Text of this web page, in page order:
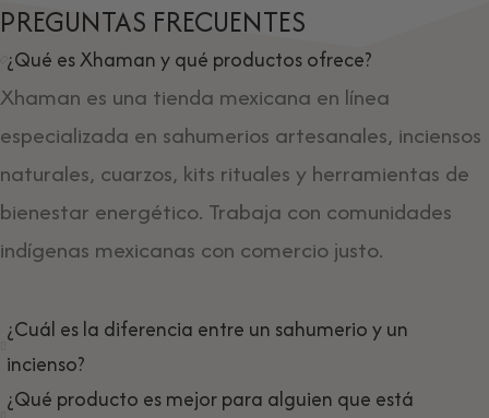
PREGUNTAS FRECUENTES
¿Qué es Xhaman y qué productos ofrece?
Xhaman es una tienda mexicana en línea
especializada en sahumerios artesanales, inciensos
naturales, cuarzos, kits rituales y herramientas de
bienestar energético. Trabaja con comunidades
indígenas mexicanas con comercio justo.
¿Cuál es la diferencia entre un sahumerio y un
incienso?
¿Qué producto es mejor para alguien que está